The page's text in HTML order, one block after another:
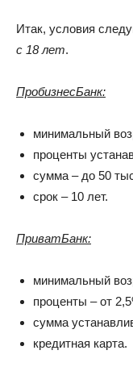
Итак, условия
с 18 лет.
ПробизнесБанк:
минимальный
проценты
сумма – до 50
срок – 10 лет.
ПриватБанк:
минимальный
проценты – от
сумма
кредитная карта.